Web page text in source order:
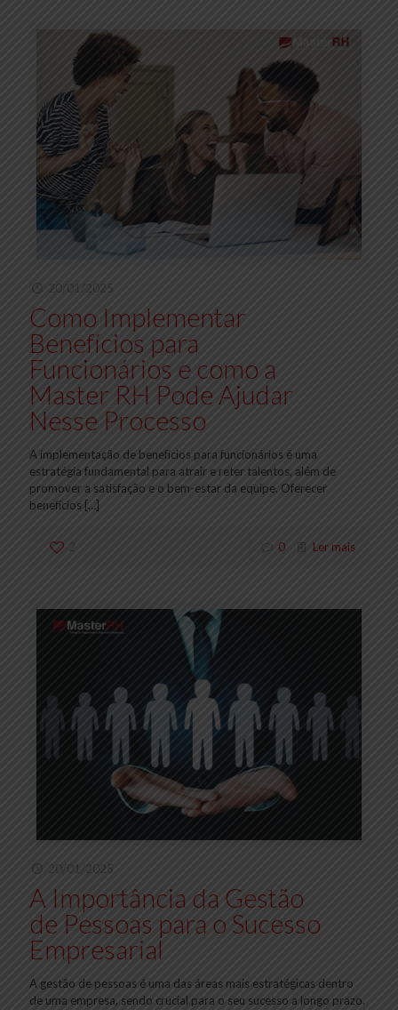
20/01/2025
Como Implementar
Benefícios para
Funcionários e como a
Master RH Pode Ajudar
Nesse Processo
A implementação de benefícios para funcionários é uma
estratégia fundamental para atrair e reter talentos, além de
promover a satisfação e o bem-estar da equipe. Oferecer
benefícios […]
2 0 Ler mais
20/01/2025
A Importância da Gestão
de Pessoas para o Sucesso
Empresarial
A gestão de pessoas é uma das áreas mais estratégicas dentro
de uma empresa, sendo crucial para o seu sucesso a longo prazo.